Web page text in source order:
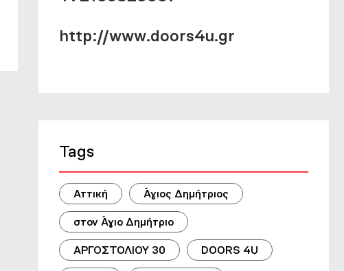
http://www.doors4u.gr
Tags
Αττική Άγιος Δημήτριος
στον Άγιο Δημήτριο
ΑΡΓΟΣΤΟΛΙΟΥ 30 DOORS 4U